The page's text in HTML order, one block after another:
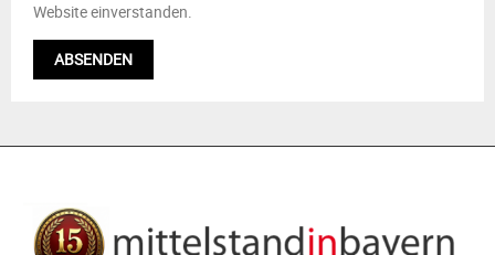
Website einverstanden.